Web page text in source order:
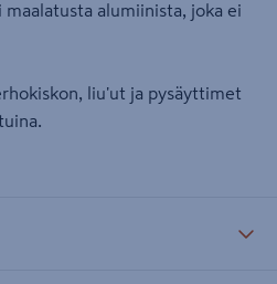
alumiinista, joka ei
liu'ut ja pysäyttimet